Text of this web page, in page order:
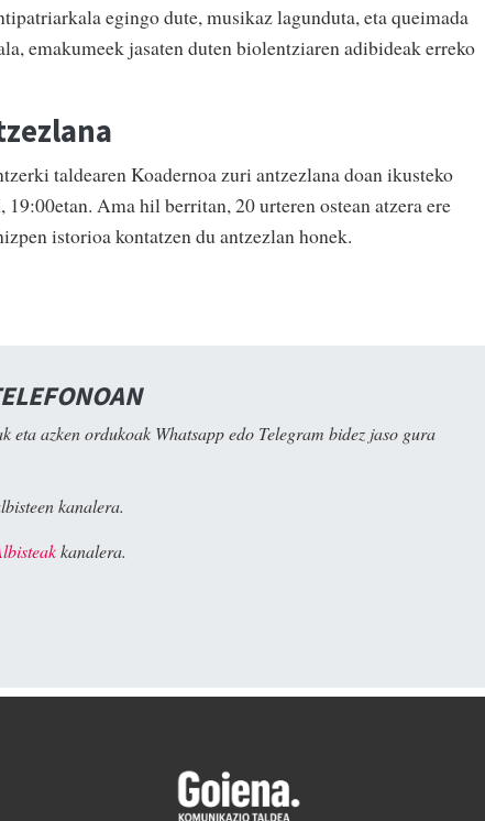
egingo dute, musikaz lagunduta, eta queimada
emakumeek jasaten duten biolentziaren adibideak erreko
taldearen Koadernoa zuri antzezlana doan ikusteko
Ama hil berritan, 20 urteren ostean atzera ere
istorioa kontatzen du antzezlan honek.
eta azken ordukoak Whatsapp edo Telegram bidez jaso gura
kanalera.
kanalera.